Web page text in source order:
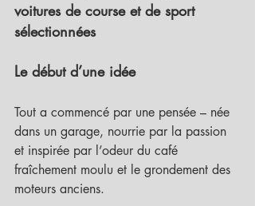
voitures de course et de sport
sélectionnées
Le début d’une idée
Tout a commencé par une pensée – née
dans un garage, nourrie par la passion
et inspirée par l’odeur du café
fraîchement moulu et le grondement des
moteurs anciens.